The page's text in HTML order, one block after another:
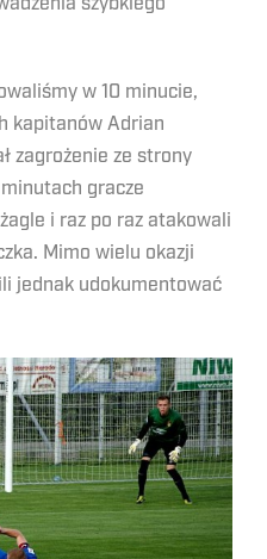
w 10 minucie,
kapitanów Adrian
zagrożenie ze strony
gracze
i raz po raz atakowali
Mimo wielu okazji
jednak udokumentować